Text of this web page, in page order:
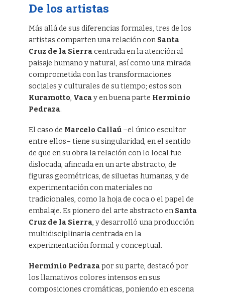
De los artistas
Más allá de sus diferencias formales, tres de los
artistas comparten una relación con Santa
Cruz de la Sierracentrada en la atención al
paisaje humano y natural, así como una mirada
comprometida con las transformaciones
sociales y culturales de su tiempo; estos son
Kuramotto, Vacay en buena parte Herminio
Pedraza.
El caso de Marcelo Callaú–el único escultor
entre ellos– tiene su singularidad, en el sentido
de que en su obra la relación con lo local fue
dislocada, afincada en un arte abstracto, de
figuras geométricas, de siluetas humanas, y de
experimentación con materiales no
tradicionales, como la hoja de coca o el papel de
embalaje. Es pionero del arte abstracto en Santa
Cruz de la Sierra, y desarrolló una producción
multidisciplinaria centrada en la
experimentación formal y conceptual.
Herminio Pedrazapor su parte, destacó por
los llamativos colores intensos en sus
composiciones cromáticas, poniendo en escena